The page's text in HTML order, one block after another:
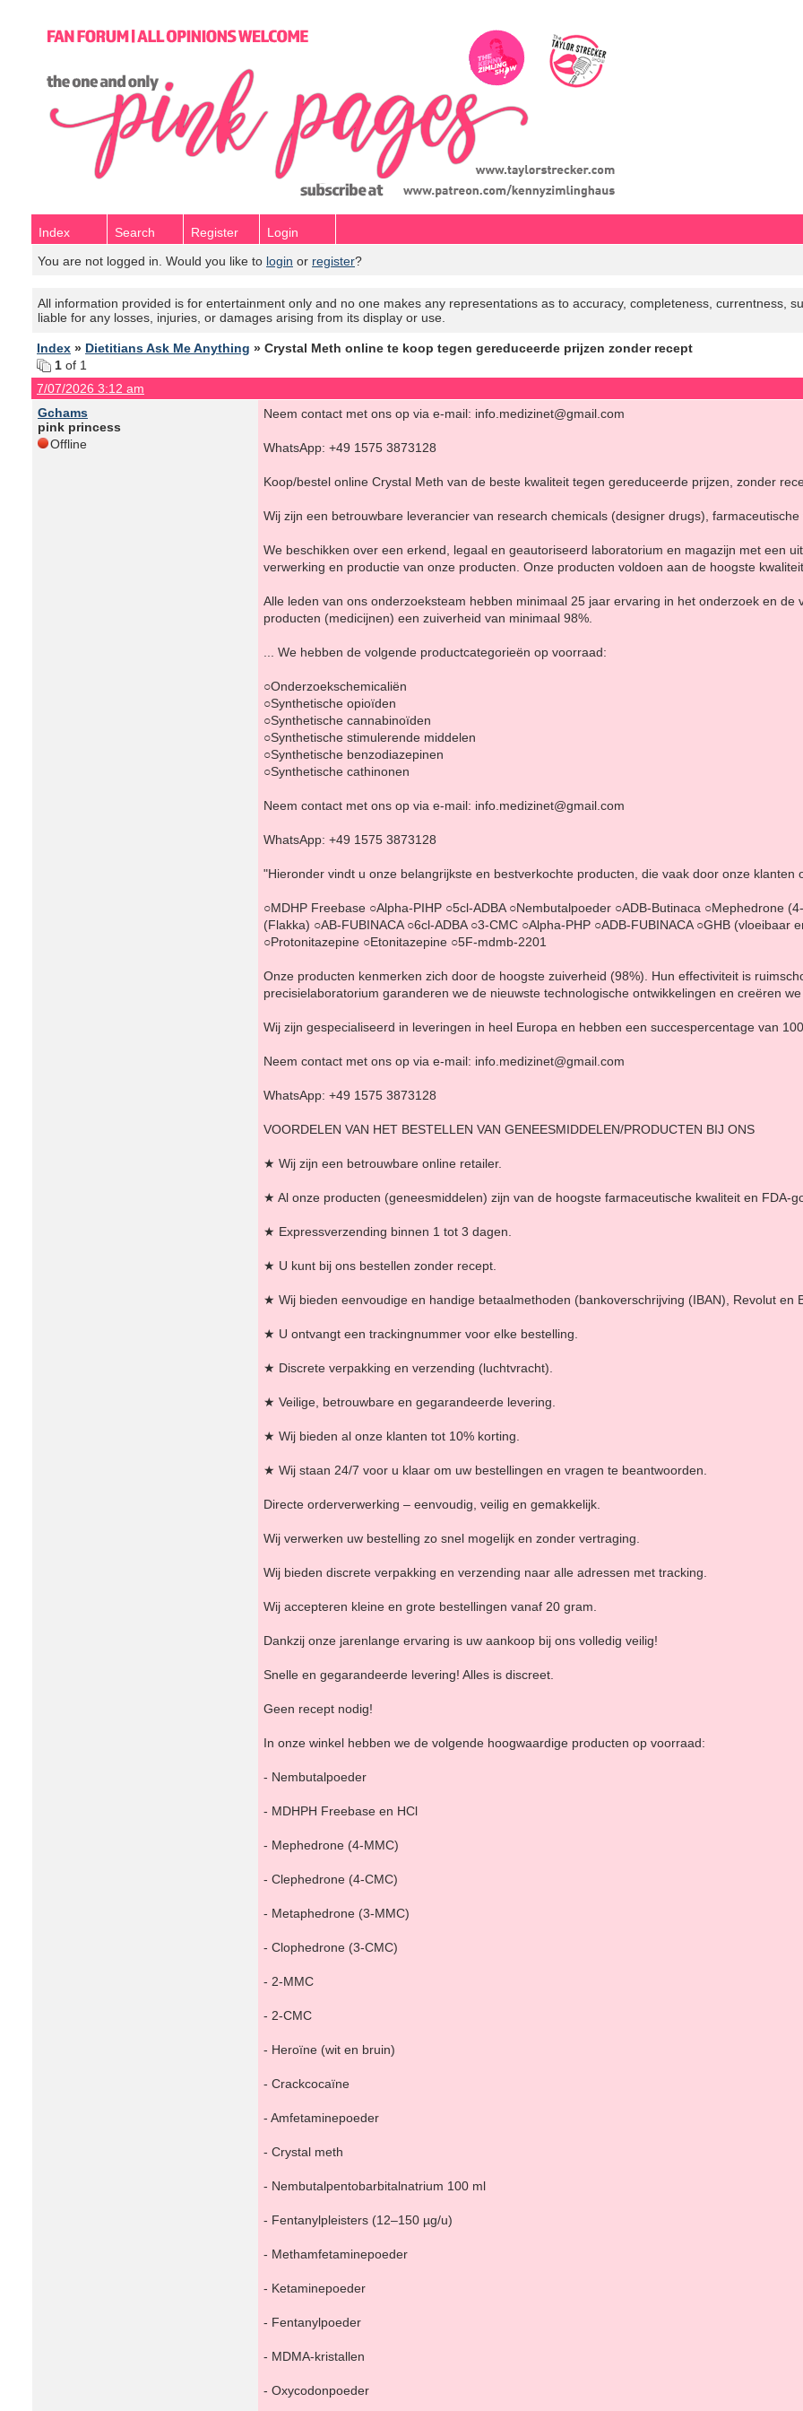
Index Search Register
Login
You are not logged in. Would you like to login or register?
All information provided is for entertainment only and no one makes any representations as to accuracy, completeness, currentness,
liable for any losses, injuries, or damages arising from its display or use.
Index » Dietitians Ask Me Anything » Crystal Meth online te koop tegen gereduceerde prijzen zonder recept
1 of 1
7/07/2026 3:12 am
Gchams
pink princess
Offline
Neem contact met ons op via e-mail: info.medizinet@gmail.com
WhatsApp: +49 1575 3873128
Koop/bestel online Crystal Meth van de beste kwaliteit tegen gereduceerde prijzen, zonder
Wij zijn een betrouwbare leverancier van research chemicals (designer drugs),
We beschikken over een erkend, legaal en geautoriseerd laboratorium en magazijn met een
verwerking en productie van onze producten. Onze producten voldoen aan de hoogste
Alle leden van ons onderzoeksteam hebben minimaal 25 jaar ervaring in het onderzoek en
producten (medicijnen) een zuiverheid van minimaal 98%.
... We hebben de volgende productcategorieën op voorraad:
○Onderzoekschemicaliën
○Synthetische opioïden
○Synthetische cannabinoïden
○Synthetische stimulerende middelen
○Synthetische benzodiazepinen
○Synthetische cathinonen
Neem contact met ons op via e-mail: info.medizinet@gmail.com
WhatsApp: +49 1575 3873128
"Hieronder vindt u onze belangrijkste en bestverkochte producten, die vaak door onze klanten
○MDHP Freebase ○Alpha-PIHP ○5cl-ADBA ○Nembutalpoeder ○ADB-Butinaca ○Mephedrone
(Flakka) ○AB-FUBINACA ○6cl-ADBA ○3-CMC ○Alpha-PHP ○ADB-FUBINACA ○GHB
○Protonitazepine ○Etonitazepine ○5F-mdmb-2201
Onze producten kenmerken zich door de hoogste zuiverheid (98%). Hun effectiviteit is
precisielaboratorium garanderen we de nieuwste technologische ontwikkelingen en creëren
Wij zijn gespecialiseerd in leveringen in heel Europa en hebben een succespercentage van
Neem contact met ons op via e-mail: info.medizinet@gmail.com
WhatsApp: +49 1575 3873128
VOORDELEN VAN HET BESTELLEN VAN GENEESMIDDELEN/PRODUCTEN BIJ ONS
★ Wij zijn een betrouwbare online retailer.
★ Al onze producten (geneesmiddelen) zijn van de hoogste farmaceutische kwaliteit en FDA-
★ Expressverzending binnen 1 tot 3 dagen.
★ U kunt bij ons bestellen zonder recept.
★ Wij bieden eenvoudige en handige betaalmethoden (bankoverschrijving (IBAN), Revolut en
★ U ontvangt een trackingnummer voor elke bestelling.
★ Discrete verpakking en verzending (luchtvracht).
★ Veilige, betrouwbare en gegarandeerde levering.
★ Wij bieden al onze klanten tot 10% korting.
★ Wij staan ​​24/7 voor u klaar om uw bestellingen en vragen te beantwoorden.
Directe orderverwerking – eenvoudig, veilig en gemakkelijk.
Wij verwerken uw bestelling zo snel mogelijk en zonder vertraging.
Wij bieden discrete verpakking en verzending naar alle adressen met tracking.
Wij accepteren kleine en grote bestellingen vanaf 20 gram.
Dankzij onze jarenlange ervaring is uw aankoop bij ons volledig veilig!
Snelle en gegarandeerde levering! Alles is discreet.
Geen recept nodig!
In onze winkel hebben we de volgende hoogwaardige producten op voorraad:
- Nembutalpoeder
- MDHPH Freebase en HCl
- Mephedrone (4-MMC)
- Clephedrone (4-CMC)
- Metaphedrone (3-MMC)
- Clophedrone (3-CMC)
- 2-MMC
- 2-CMC
- Heroïne (wit en bruin)
- Crackcocaïne
- Amfetaminepoeder
- Crystal meth
- Nembutalpentobarbitalnatrium 100 ml
- Fentanylpleisters (12–150 µg/u)
- Methamfetaminepoeder
- Ketaminepoeder
- Fentanylpoeder
- MDMA-kristallen
- Oxycodonpoeder